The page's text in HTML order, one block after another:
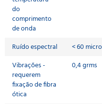
do
comprimento
de onda
Ruído espectral
< 60
Vibrações -
requerem
fixação de fibra
ótica
0,4 grms